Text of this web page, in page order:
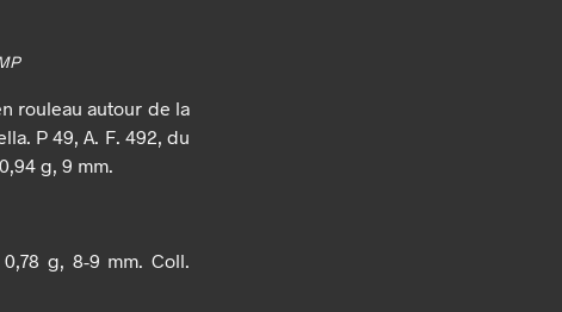
rouleau autour de la
P 49, A. F. 492, du
g, 9 mm.
g, 8-9 mm. Coll.